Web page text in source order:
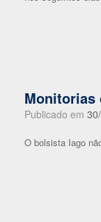
Monitorias
Publicado em
O bolsista Iago